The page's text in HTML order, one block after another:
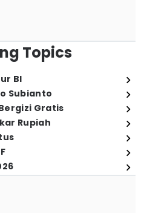
Topics
BI
Subianto
Gratis
Rupiah